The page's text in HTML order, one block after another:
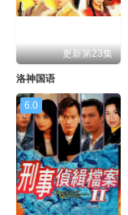
更新第23集
洛神国语
6.0